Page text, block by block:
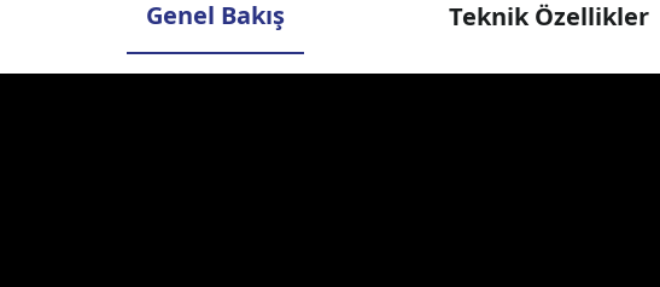
Genel Bakış Teknik Özellikler